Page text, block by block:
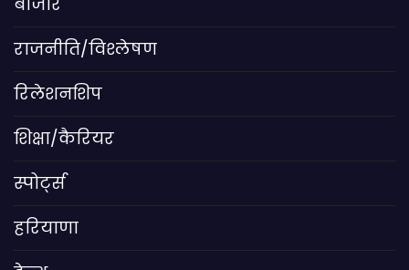
राजनीति/विश्लेषण
रिलेशनशिप
शिक्षा/कैरियर
स्पोर्ट्स
हरियाणा